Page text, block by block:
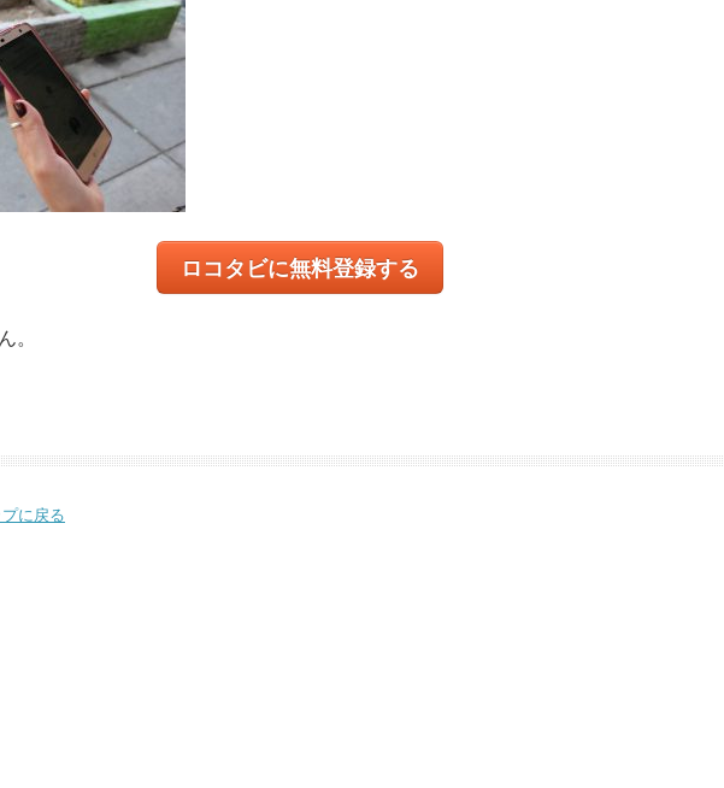
ロコタビに無料登録する
。
に戻る